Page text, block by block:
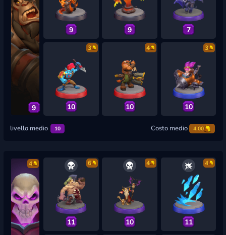
9
9 9 7
3
10
4
10
3
10
livello medio 10 Costo medio 4.00
4 6
11
4
10
4
11